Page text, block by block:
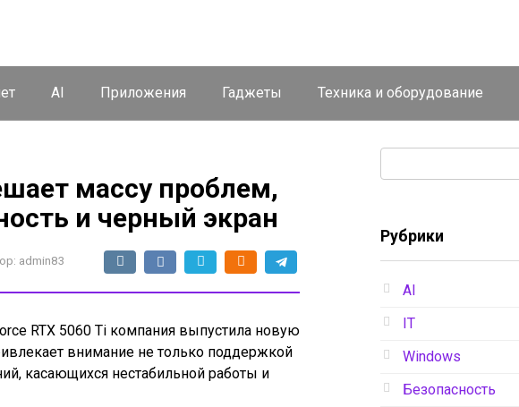
AI Приложения Гаджеты Техника и оборудование
массу проблем,
и черный экран
admin83
RTX 5060 Ti компания выпустила новую
внимание не только поддержкой
касающихся нестабильной работы и
Рубрики
AI
IT
Windows
Безопасность